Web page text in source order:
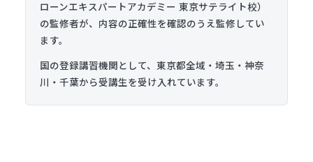
ローンエキスパートアカデミー 東京サテライト校）
の監修者が、内容の正確性を確認のうえ監修してい
ます。
国の登録講習機関として、東京都全域・埼玉・神奈
川・千葉から受講生を受け入れています。